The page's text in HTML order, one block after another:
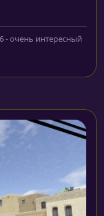
- очень интересный